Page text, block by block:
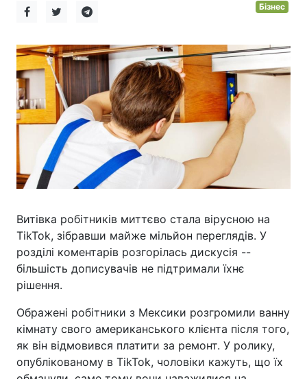
Бізнес
Витівка робітників миттєво стала вірусною на
TikTok, зібравши майже мільйон переглядів. У
розділі коментарів розгорілась дискусія --
більшість дописувачів не підтримали їхнє
рішення.
Ображені робітники з Мексики розгромили ванну
кімнату свого американського клієнта після того,
як він відмовився платити за ремонт. У ролику,
опублікованому в TikTok, чоловіки кажуть, що їх